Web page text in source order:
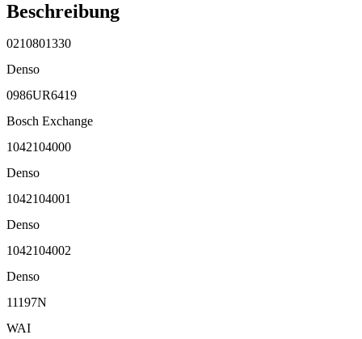
Beschreibung
0210801330
Denso
0986UR6419
Bosch Exchange
1042104000
Denso
1042104001
Denso
1042104002
Denso
11197N
WAI